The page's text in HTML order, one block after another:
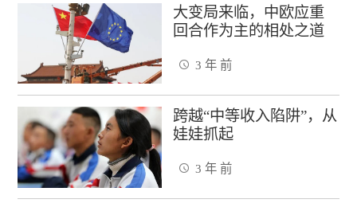
大变局来临，中欧应重
回合作为主的相处之道
3 年 前
跨越“中等收入陷阱”，从
娃娃抓起
3 年 前